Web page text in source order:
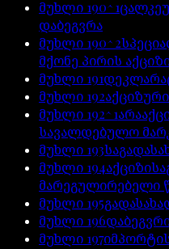
მუხლი 190^1
დაბეგვრა
მუხლი 190^2
მქონე პირის
მუხლი 191
მუხლი 192
მუხლი 192^1
სავალდებულო
მუხლი 193
მუხლი 194
მარეგულირებელი
მუხლი 195
მუხლი 196
მუხლი 197